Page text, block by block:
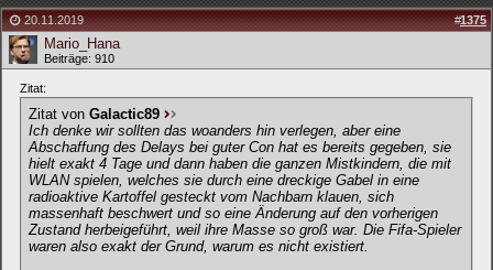
20.11.2019 #1375
Mario_Hana
Beiträge: 910
Zitat:
Zitat von Galactic89
Ich denke wir sollten das woanders hin verlegen, aber eine
Abschaffung des Delays bei guter Con hat es bereits gegeben, sie
hielt exakt 4 Tage und dann haben die ganzen Mistkindern, die mit
WLAN spielen, welches sie durch eine dreckige Gabel in eine
radioaktive Kartoffel gesteckt vom Nachbarn klauen, sich
massenhaft beschwert und so eine Änderung auf den vorherigen
Zustand herbeigeführt, weil ihre Masse so groß war. Die Fifa-Spieler
waren also exakt der Grund, warum es nicht existiert.